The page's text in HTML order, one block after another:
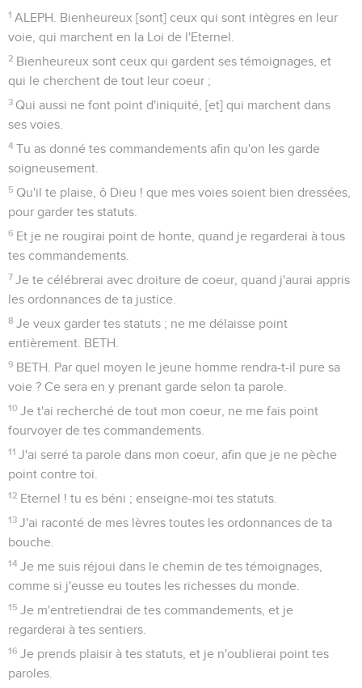
1 ALEPH. Bienheureux [sont] ceux qui sont intègres en leur
voie, qui marchent en la Loi de l'Eternel.
2 Bienheureux sont ceux qui gardent ses témoignages, et
qui le cherchent de tout leur coeur ;
3 Qui aussi ne font point d'iniquité, [et] qui marchent dans
ses voies.
4 Tu as donné tes commandements afin qu'on les garde
soigneusement.
5 Qu'il te plaise, ô Dieu ! que mes voies soient bien dressées,
pour garder tes statuts.
6 Et je ne rougirai point de honte, quand je regarderai à tous
tes commandements.
7 Je te célébrerai avec droiture de coeur, quand j'aurai appris
les ordonnances de ta justice.
8 Je veux garder tes statuts ; ne me délaisse point
entièrement. BETH.
9 BETH. Par quel moyen le jeune homme rendra-t-il pure sa
voie ? Ce sera en y prenant garde selon ta parole.
10 Je t'ai recherché de tout mon coeur, ne me fais point
fourvoyer de tes commandements.
11 J'ai serré ta parole dans mon coeur, afin que je ne pèche
point contre toi.
12 Eternel ! tu es béni ; enseigne-moi tes statuts.
13 J'ai raconté de mes lèvres toutes les ordonnances de ta
bouche.
14 Je me suis réjoui dans le chemin de tes témoignages,
comme si j'eusse eu toutes les richesses du monde.
15 Je m'entretiendrai de tes commandements, et je
regarderai à tes sentiers.
16 Je prends plaisir à tes statuts, et je n'oublierai point tes
paroles.